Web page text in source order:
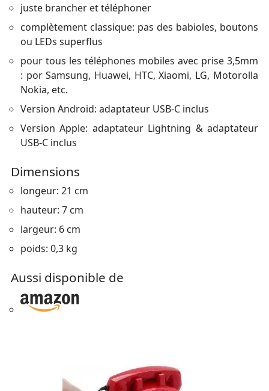
juste brancher et téléphoner
complètement classique: pas des babioles, boutons
ou LEDs superflus
pour tous les téléphones mobiles avec prise 3,5mm
: por Samsung, Huawei, HTC, Xiaomi, LG, Motorolla
Nokia, etc.
Version Android: adaptateur USB-C inclus
Version Apple: adaptateur Lightning & adaptateur
USB-C inclus
Dimensions
longeur: 21 cm
hauteur: 7 cm
largeur: 6 cm
poids: 0,3 kg
Aussi disponible de